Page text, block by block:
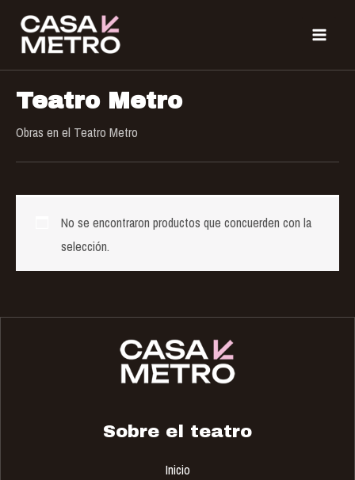
contenido
Teatro Metro
Obras en el Teatro Metro
No se encontraron productos que concuerden con la
selección.
Sobre el teatro
Inicio